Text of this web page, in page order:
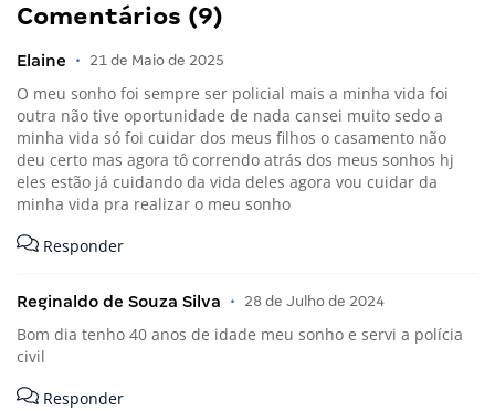
Comentários (9)
Elaine • 21 de Maio de 2025
O meu sonho foi sempre ser policial mais a minha vida foi
outra não tive oportunidade de nada cansei muito sedo a
minha vida só foi cuidar dos meus filhos o casamento não
deu certo mas agora tô correndo atrás dos meus sonhos hj
eles estão já cuidando da vida deles agora vou cuidar da
minha vida pra realizar o meu sonho
Responder
Reginaldo de Souza Silva • 28 de Julho de 2024
Bom dia tenho 40 anos de idade meu sonho e servi a polícia
civil
Responder